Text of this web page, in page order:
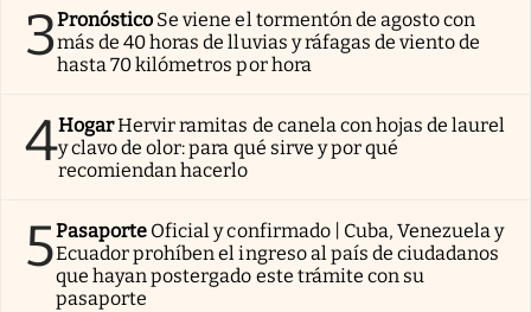
3Pronóstico Se viene el tormentón de agosto con
más de 40 horas de lluvias y ráfagas de viento de
hasta 70 kilómetros por hora
4HogarHervir ramitas de canela con hojas de laurel
y clavo de olor: para qué sirve y por qué
recomiendan hacerlo
5Pasaporte Oficial y confirmado | Cuba, Venezuela y
Ecuador prohíben el ingreso al país de ciudadanos
que hayan postergado este trámite con su
pasaporte